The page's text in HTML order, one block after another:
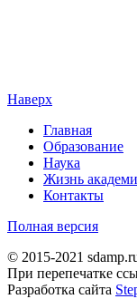
Наверх
Главная
Образование
Наука
Жизнь
Контакты
Полная версия
© 2015-2021
При перепечатке
Разработка сайта